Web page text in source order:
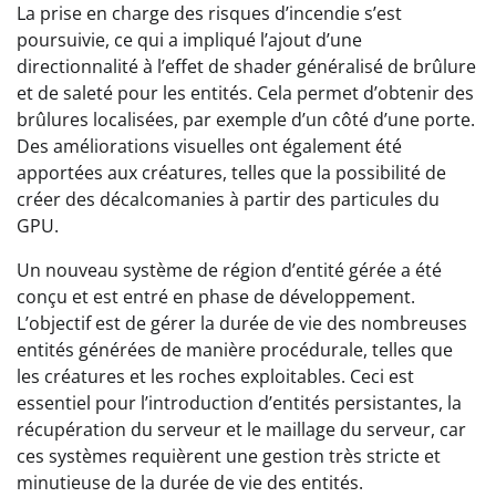
La prise en charge des risques d’incendie s’est
poursuivie, ce qui a impliqué l’ajout d’une
directionnalité à l’effet de shader généralisé de brûlure
et de saleté pour les entités. Cela permet d’obtenir des
brûlures localisées, par exemple d’un côté d’une porte.
Des améliorations visuelles ont également été
apportées aux créatures, telles que la possibilité de
créer des décalcomanies à partir des particules du
GPU.
Un nouveau système de région d’entité gérée a été
conçu et est entré en phase de développement.
L’objectif est de gérer la durée de vie des nombreuses
entités générées de manière procédurale, telles que
les créatures et les roches exploitables. Ceci est
essentiel pour l’introduction d’entités persistantes, la
récupération du serveur et le maillage du serveur, car
ces systèmes requièrent une gestion très stricte et
minutieuse de la durée de vie des entités.